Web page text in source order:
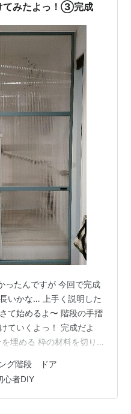
てみたよっ！③完成
ったんですが 今回で完成
いかな… 上手く説明した
て始めるよ〜 階段の手摺
ていくよっ！ 完成だよ
埋める 枠の材料を切り
めしたいのですが、 今後
しれませんし、ドアと
で今回はあえて強力両面
グ階段 ドア
心者DIY